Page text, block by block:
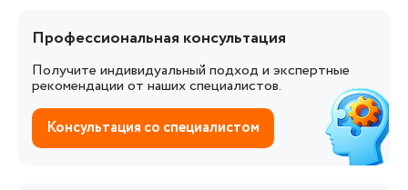
Профессиональная консультация
Получите индивидуальный подход и экспертные
рекомендации от наших специалистов.
Консультация со специалистом